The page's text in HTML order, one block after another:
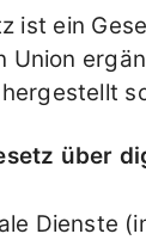
ist ein
Union
über
Dienste